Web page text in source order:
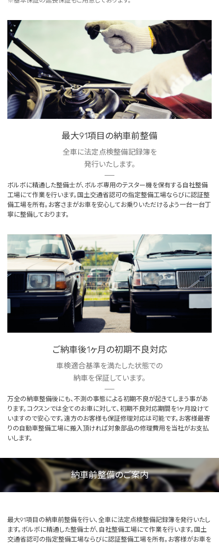
最大91項目の納車前整備
全車に法定点検整備記録簿を
発行いたします。
ボルボに精通した整備士が、ボルボ専用のテスター機を保有する自社整備
工場にて作業を行います。国土交通省認可の指定整備工場ならびに認証整
備工場を所有。お客さまがお車を安心してお乗りいただけるよう一台一台丁
寧に整備しております。
ご納車後1ヶ月の初期不良対応
車検適合基準を満たした状態での
納車を保証しています。
万全の納車整備後にも、不測の事態による初期不良が起きてしまう事があ
ります。コクスンでは全てのお車に対して、初期不良対応期間を1ヶ月設けて
いますので安心です。遠方のお客様も保証修理対応は可能です。お客様最寄
りの自動車整備工場に搬入頂ければ対象部品の修理費用を当社がお支払
いします。
納車前整備のご案内
最大91項目の納車前整備を行い、全車に法定点検整備記録簿を発行いたし
ます。ボルボに精通した整備士が、自社整備工場にて作業を行います。国土
交通省認可の指定整備工場ならびに認証整備工場を所有。お客様がお車を